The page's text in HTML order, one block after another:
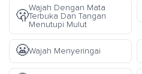
🫢
Wajah Dengan Mata
Terbuka Dan Tangan
Menutupi Mulut
😬Wajah Menyeringai